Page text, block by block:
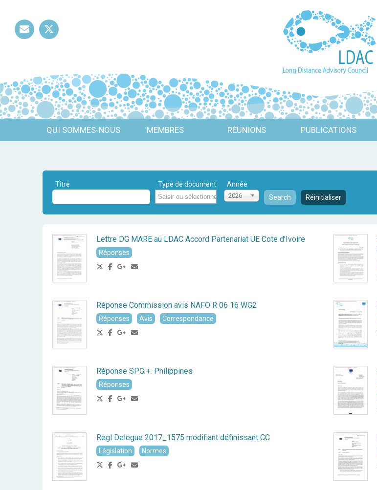
QUI SOMMES-NOUS MEMBRES RÉUNIONS PUBLICATIONS
Titre Type de document Année
2026 Search Réinitialiser
Lettre DG MARE au LDAC Accord Partenariat UE Cote d'Ivoire
Réponses
Réponse Commission avis NAFO R 06 16 WG2
Réponses Avis Correspondance
Réponse SPG +. Philippines
Réponses
Regl Delegue 2017_1575 modifiant définissant CC
Législation Normes